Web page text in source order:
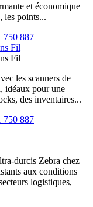
et économique
les points...
750 887
Fil
Fil
les scanners de
idéaux pour une
des inventaires...
750 887
durcis Zebra chez
aux conditions
logistiques,